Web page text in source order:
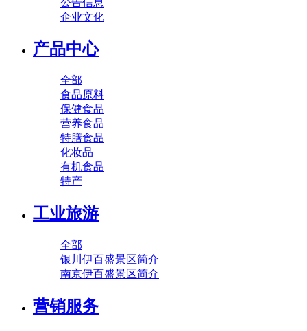
企业文化
产品中心
全部
食品原料
保健食品
营养食品
特膳食品
化妆品
有机食品
特产
工业旅游
全部
银川伊百盛景区简介
南京伊百盛景区简介
营销服务